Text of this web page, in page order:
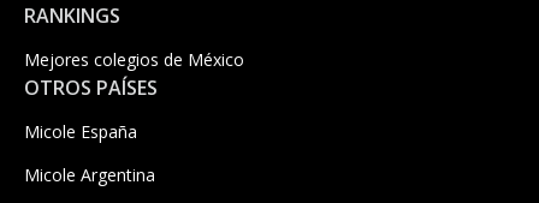
RANKINGS
Mejores colegios de México
OTROS PAÍSES
Micole España
Micole Argentina